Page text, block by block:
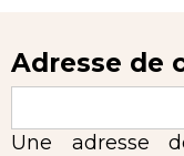
Adresse de
Une adresse